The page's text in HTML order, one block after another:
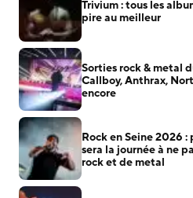
Trivium : tous les
pire au meilleur
Sorties rock & metal
Callboy, Anthrax,
encore
Rock en Seine 2026
sera la journée à ne
rock et de metal